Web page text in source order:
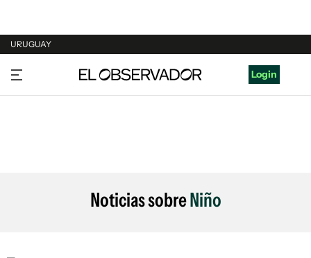
URUGUAY
URUGUAY
ARGENTINA
Login
Noticias sobreNiño